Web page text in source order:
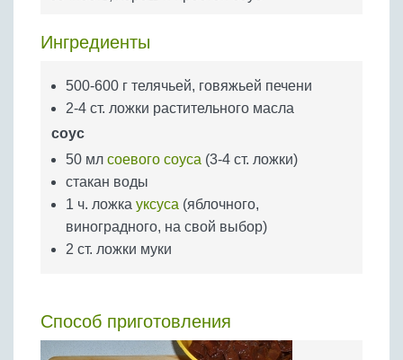
Яйца
Ингредиенты
500-600 г телячьей, говяжьей печени
2-4 ст. ложки растительного масла
соус
50 мл соевого соуса (3-4 ст. ложки)
стакан воды
1 ч. ложка уксуса (яблочного,
виноградного, на свой выбор)
2 ст. ложки муки
Способ приготовления